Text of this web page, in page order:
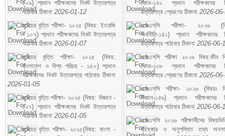
১০৯) প্রধান পরীক্ষকদের নিকট উত্তরপত্র
পাঠাবার ঠিকানা 2026-01-12
জুনিয়র বৃত্তি পরীক্ষা- ২০২৫ (বিষয়: ইংরেজি
- ১০৭) প্রধান পরীক্ষকদের নিকট উত্তরপত্র
পাঠাবার ঠিকানা 2026-01-07
জুনিয়র বৃত্তি পরীক্ষা- ২০২৫ (বিষয়:
বাংলাদেশ ও বিশ্ব পরিচয় - ১৫০) প্রধান
পরীক্ষকদের নিকট উত্তরপত্র পাঠাবার ঠিকানা
2026-01-05
জুনিয়র বৃত্তি পরীক্ষা- ২০২৫ (বিষয়: বিজ্ঞান -
১২৭) প্রধান পরীক্ষকদের নিকট উত্তরপত্র
পাঠাবার ঠিকানা 2026-01-05
জুনিয়র বৃত্তি পরীক্ষা- ২০২৫(বিষয়: বাংলা -
কোড-১৪০ প্রধান পরীক্ষকদের
উত্তরপত্র প্রেরণের ঠিকানা 2026-
এসএসসি পরীক্ষা- ২০২৬
অর্থনীতি-১৪১) প্রধান পরীক্ষকদের
উত্তরপত্র পাঠাবার ঠিকানা 2026-06-
এসএসসি পরীক্ষা ২০২৬ বিষয়:জীব
কোড-১৩৮ প্রধান পরীক্ষকদের
উত্তরপত্র প্রেরণের ঠিকানা 2026-
এসএসসি পরীক্ষা- ২০২৬ (বিষয়ঃ
বিজ্ঞান-১৪৬) প্রধান পরীক্ষকদের
উত্তরপত্র পাঠাবার ঠিকানা 2026-06-
এসএসসি ২০২৬ পরীক্ষার্থীদের
বহিষ্কার ও অনুপস্থিত তথ্য